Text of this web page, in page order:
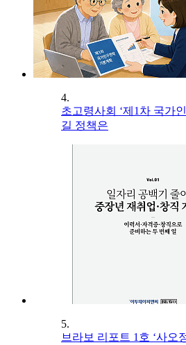
4.
초고령사회 ‘제1차 국가
길 정책은
5.
브라보 리포트 1호 ‘사오